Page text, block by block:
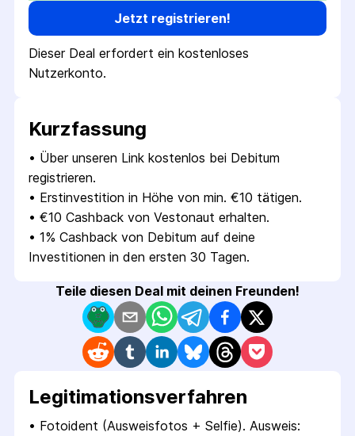
Jetzt registrieren!
Dieser Deal erfordert ein kostenloses
Nutzerkonto.
Kurzfassung
• Über unseren Link kostenlos bei Debitum
registrieren.
• Erstinvestition in Höhe von min. €10 tätigen.
• €10 Cashback von Vestonaut erhalten.
• 1% Cashback von Debitum auf deine
Investitionen in den ersten 30 Tagen.
Teile diesen Deal mit deinen Freunden!
Legitimations­verfahren
• Fotoident (Ausweisfotos + Selfie). Ausweis: